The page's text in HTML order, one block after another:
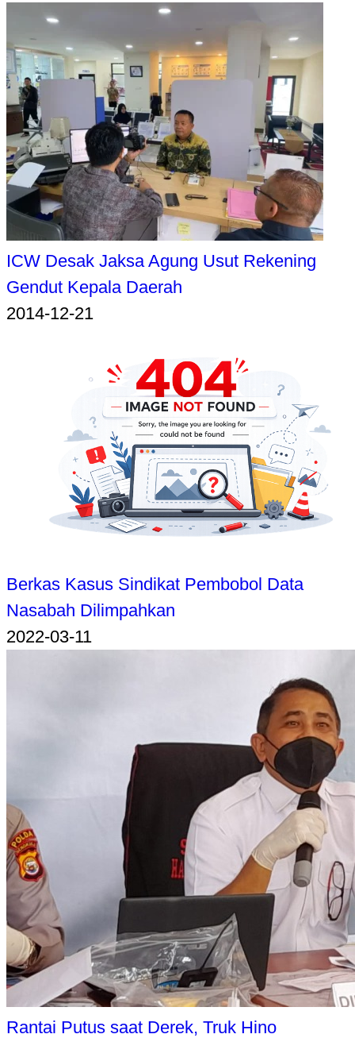
ICW Desak Jaksa Agung Usut Rekening
Gendut Kepala Daerah
2014-12-21
Berkas Kasus Sindikat Pembobol Data
Nasabah Dilimpahkan
2022-03-11
Rantai Putus saat Derek, Truk Hino